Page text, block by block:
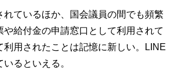
ているほか、国会議員の間でも頻繁
給付金の申請窓口として利用されて
用されたことは記憶に新しい。LINE
るといえる。